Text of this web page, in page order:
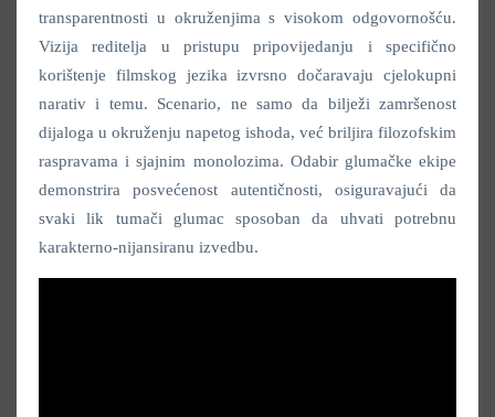
transparentnosti u okruženjima s visokom odgovornošću.
Vizija reditelja u pristupu pripovijedanju i specifično
korištenje filmskog jezika izvrsno dočaravaju cjelokupni
narativ i temu. Scenario, ne samo da bilježi zamršenost
dijaloga u okruženju napetog ishoda, već briljira filozofskim
raspravama i sjajnim monolozima. Odabir glumačke ekipe
demonstrira posvećenost autentičnosti, osiguravajući da
svaki lik tumači glumac sposoban da uhvati potrebnu
karakterno-nijansiranu izvedbu.